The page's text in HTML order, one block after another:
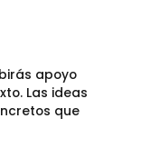
apoyo
Las ideas
que